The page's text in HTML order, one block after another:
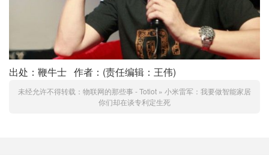
出处：鞭牛士 作者：(责任编辑：王伟)
未经允许不得转载： 物联网的那些事 - Totiot » 小米雷军：我要做智能家居
你们却在谈专利定生死